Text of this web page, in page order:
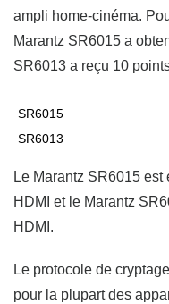
ampli home-cinéma.
Marantz SR6015 a
SR6013 a reçu 10
SR6015
SR6013
Le Marantz SR6015
HDMI et le Marantz
HDMI.
Le protocole de
pour la plupart des